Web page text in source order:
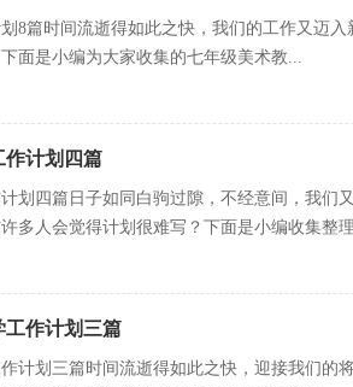
8篇时间流逝得如此之快，我们的工作又迈
面是小编为大家收集的七年级美术教...
作计划四篇
划四篇日子如同白驹过隙，不经意间，我们
多人会觉得计划很难写？下面是小编收集整
工作计划三篇
作计划三篇时间流逝得如此之快，迎接我们